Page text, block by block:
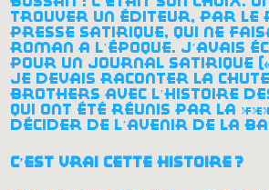
trouver un éditeur, par le
presse satirique, qui ne
roman à l’époque. j’avais
pour un journal satirique
je devais raconter la chute
brothers avec l’histoire
qui ont été réunis par la
décider de l’avenir de la
c’est vrai cette histoire ?